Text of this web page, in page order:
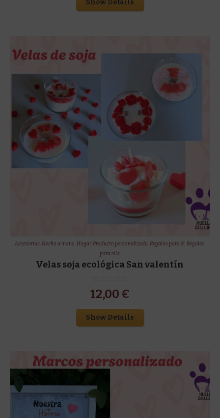
Show Details
Accesorios,Hecho a mano,Hogar,Producto personalizado,Regalos para él,Regalos
para ella
Velas soja ecológica San valentín
12,00 €
Show Details